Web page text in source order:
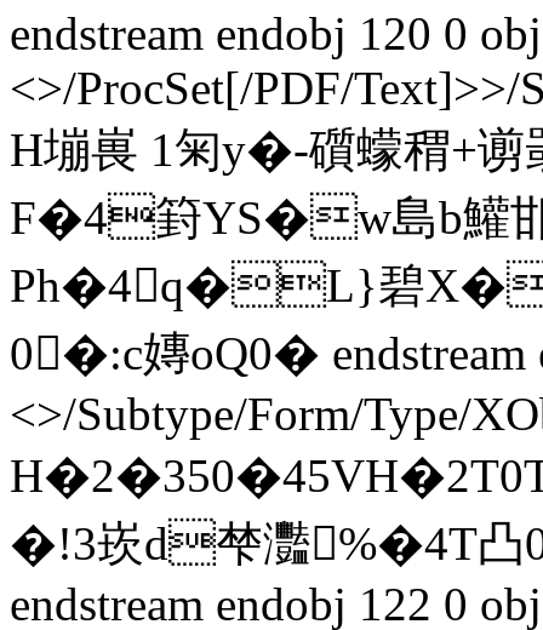
endstream endobj 120 0 obj
<>/ProcSet[/PDF/Text]>>/
H塴嵔 1匊y�-礩蠓稩+谫
F�4篈YS�w島b鱹邯
Ph�4q�L}碧
0�:c嫥oQ0� endstream
<>/Subtype/Form/Type/
�!3崁d梺灩%�4T凸
endstream endobj 122 0 obj